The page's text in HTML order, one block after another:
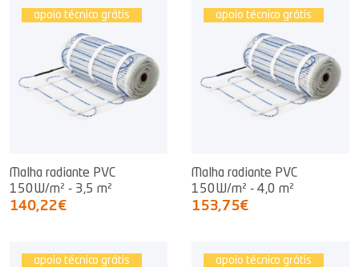
apoio técnico grátis
Malha radiante PVC
150W/m² - 3,5 m²
140,22€
apoio técnico grátis
Malha radiante PVC
150W/m² - 4,0 m²
153,75€
apoio técnico grátis apoio técnico grátis